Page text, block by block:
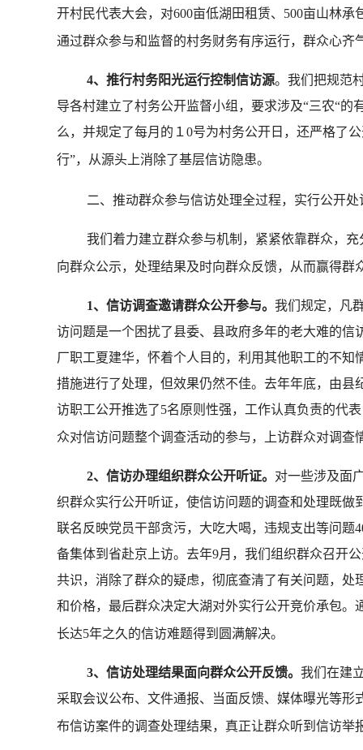
开村民代表大会，对600亩低湖田租赁、 500亩山林承
通过群众参与和监督的村务财务有序运行，群众心齐
4、推行村务阳光运行控制信访源。我们把规范
导各村建立了村务公开监督小组，要求涉及“三农“的
么，并规定了每月的１ 0号为村务公开日，还严格了
行”，从源头上消除了基层信访隐患。
二、推动群众参与信访处理全过程，实行公开处
我们着力建立群众参与机制，紧紧依靠群众，
向群众公示，处理结果及时向群众反馈，从而赢得群
1、信访调查邀请群众公开参与。我们规定，凡
访问题是一个困扰了县委、县政府多年的老大难的信
厂职工夏建华，怀着个人目的，利用其他职工的不
措施进行了处理，但效果仍然不佳。去年年底，由
访职工公开推选了5名原则性强，工作认真负责的代
众对信访问题整个调查活动的参与，上访群众对调
2、信访办理组织群众公开听证。 对一些涉及面
织群众实行公开听证，使信访问题的调查和处理既
联名反映党员干部贪污，大吃大喝，违规支出等问题
备集体到省赴京上访。去年9月，我们组织群众召开
共识，消除了群众的疑虑，彻底查清了有关问题，
和价格，最后群众决定大湖对外实行公开竞价承包。
长达5年之久的信访难题得到圆满解决。
3、信访处理结果面向群众公开反馈。我们在建
采取会议公布、文件通报、当面反馈、媒体曝光等
布信访案件的调查处理结果，真正让群众听到信访举